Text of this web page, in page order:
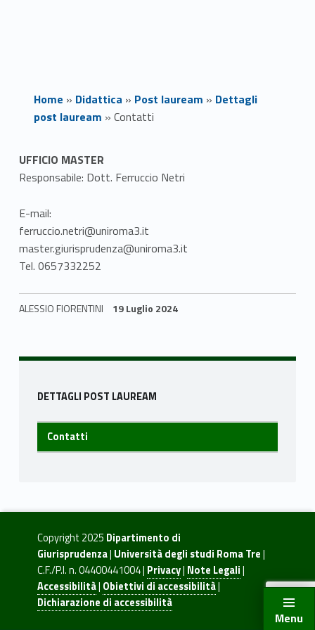
Menu
Home » Didattica » Post lauream » Dettagli
post lauream » Contatti
C
o
n
t
a
t
i
UFFICIO MASTER
Responsabile: Dott. Ferruccio Netri
E-mail:
ferruccio.netri@uniroma3.it
master.giurisprudenza@uniroma3.it
Tel. 0657332252
ALESSIO FIORENTINI 19 Luglio 2024
Sidebar
DETTAGLI POST LAUREAM
Contatti
Copyright 2025 Dipartimento di
Giurisprudenza| Università degli studi Roma Tre|
C.F./P.I. n. 04400441004 | Privacy| Note Legali|
Accessibilità| Obiettivi di accessibilità|
Dichiarazione di accessibilità